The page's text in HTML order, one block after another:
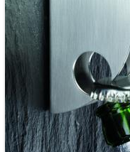
n
d
i
e